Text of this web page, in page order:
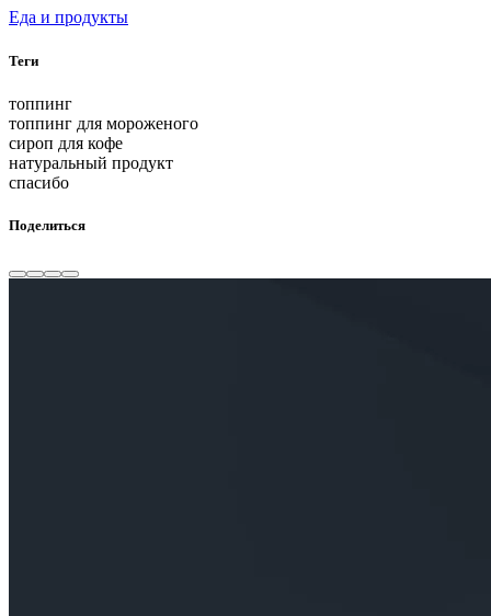
Еда и продукты
Теги
топпинг
топпинг для мороженого
сироп для кофе
натуральный продукт
спасибо
Поделиться